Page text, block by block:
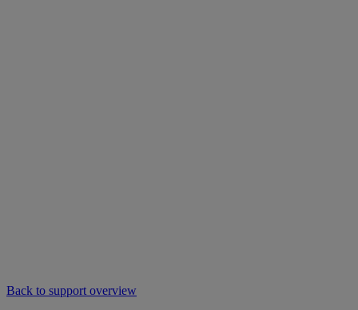
Back to support overview